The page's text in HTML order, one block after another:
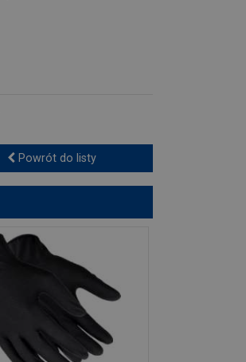
Powrót do listy